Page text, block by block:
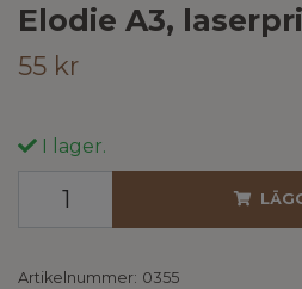
Elodie A3,
55 kr
I lager.
Artikelnummer: 0355